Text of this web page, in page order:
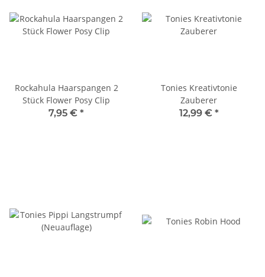
Rockahula Haarspangen 2
Stück Flower Posy Clip
7,95 € *
Tonies Kreativtonie
Zauberer
12,99 € *